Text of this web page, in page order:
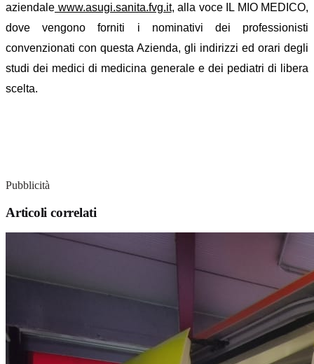
aziendale www.asugi.sanita.fvg.it, alla voce IL MIO MEDICO,
dove vengono forniti i nominativi dei professionisti
convenzionati con questa Azienda, gli indirizzi ed orari degli
studi dei medici di medicina generale e dei pediatri di libera
scelta.
Pubblicità
Articoli correlati